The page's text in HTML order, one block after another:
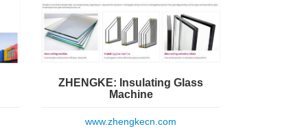
ZHENGKE: Insulating Glass
Machine
www.zhengkecn.com